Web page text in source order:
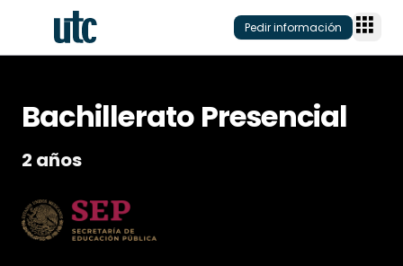
Pedir información
Bachillerato Presencial
2 años